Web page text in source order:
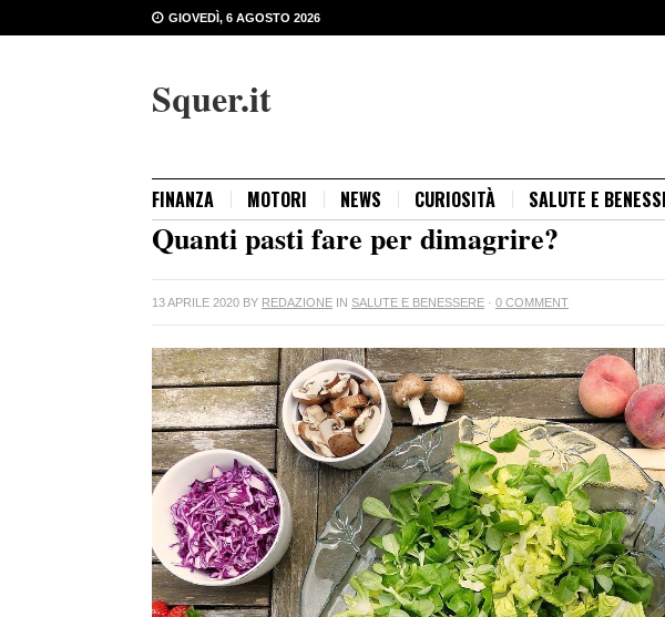
GIOVEDÌ, 6 AGOSTO 2026
Squer.it
FINANZA MOTORI NEWS CURIOSITÀ SALUTE E
Quanti pasti fare per dimagrire?
13 APRILE 2020 BY REDAZIONE IN SALUTE E BENESSERE · 0 COMMENT